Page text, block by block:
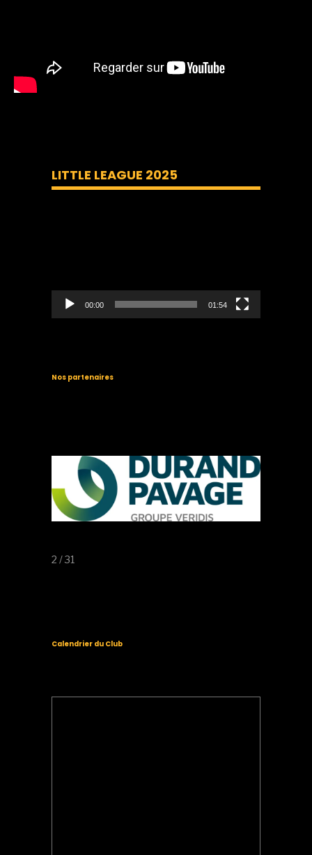
LITTLE LEAGUE 2025
00:00 01:54
Nos partenaires
2 / 31
Calendrier du Club